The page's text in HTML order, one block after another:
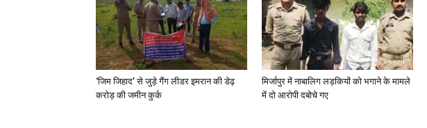
‘जिम जिहाद’ से जुड़े गैंग लीडर इमरान की डेढ़
करोड़ की जमीन कुर्क
मिर्जापुर में नाबालिग लड़कियों को भगाने के मामले
में दो आरोपी दबोचे गए